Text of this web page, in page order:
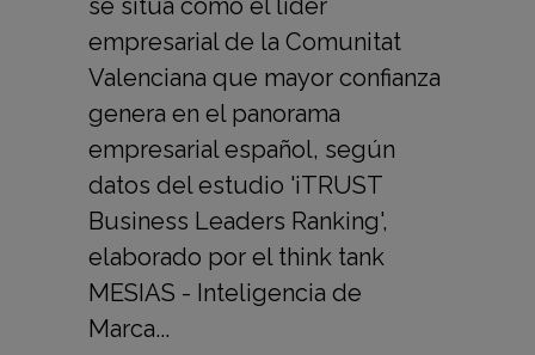
empresarial de la Comunitat
Valenciana que mayor confianza
genera en el panorama
empresarial español, según
datos del estudio 'iTRUST
Business Leaders Ranking',
elaborado por el think tank
MESIAS - Inteligencia de
Marca...